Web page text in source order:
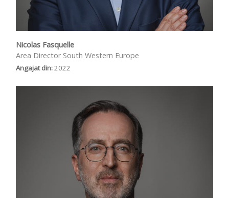
Nicolas Fasquelle
Area Director South Western Europe
Angajat din:2022